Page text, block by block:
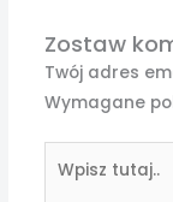
Zostaw
Twój adres
Wymagane
tutaj..